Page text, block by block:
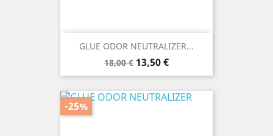
GLUE ODOR NEUTRALIZER...
Prezzo
base
18,00 € Prezzo
13,50 €
-25%